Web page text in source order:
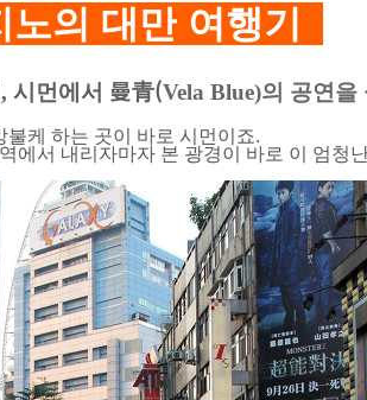
노의 대만 여행기
시먼에서 曼青(Vela Blue)의 공연을
케 하는 곳이 바로 시먼이죠.
에서 내리자마자 본 광경이 바로 이 엄청